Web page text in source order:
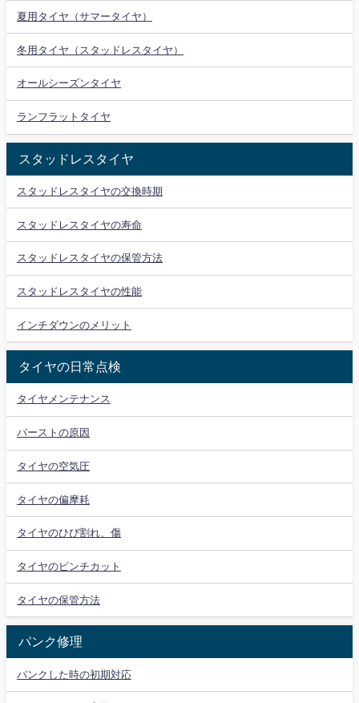
夏用タイヤ（サマータイヤ）
冬用タイヤ（スタッドレスタイヤ）
オールシーズンタイヤ
ランフラットタイヤ
スタッドレスタイヤ
スタッドレスタイヤの交換時期
スタッドレスタイヤの寿命
スタッドレスタイヤの保管方法
スタッドレスタイヤの性能
インチダウンのメリット
タイヤの日常点検
タイヤメンテナンス
バーストの原因
タイヤの空気圧
タイヤの偏摩耗
タイヤのひび割れ、傷
タイヤのピンチカット
タイヤの保管方法
パンク修理
パンクした時の初期対応